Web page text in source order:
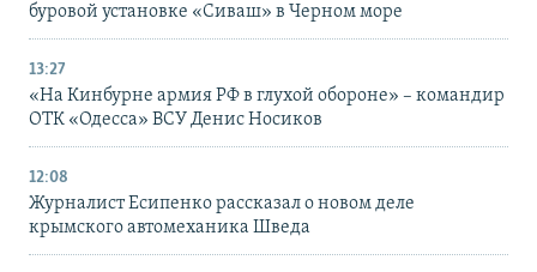
буровой установке «Сиваш» в Черном море
13:27
«На Кинбурне армия РФ в глухой обороне» – командир
ОТК «Одесса» ВСУ Денис Носиков
12:08
Журналист Есипенко рассказал о новом деле
крымского автомеханика Шведа